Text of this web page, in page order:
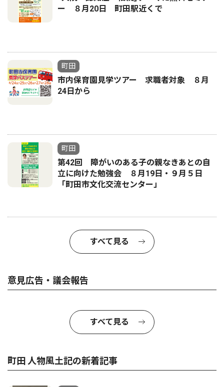
ー ８月20日 町田駅近くで
町田
市内保育園見学ツアー 求職者対象 ８月
24日から
町田
第42回 障がいのある子の親なきあとの自
立に向けた勉強会 ８月19日・９月５日
「町田市文化交流センター」
すべて見る
意見広告・議会報告
すべて見る
町田 人物風土記の新着記事